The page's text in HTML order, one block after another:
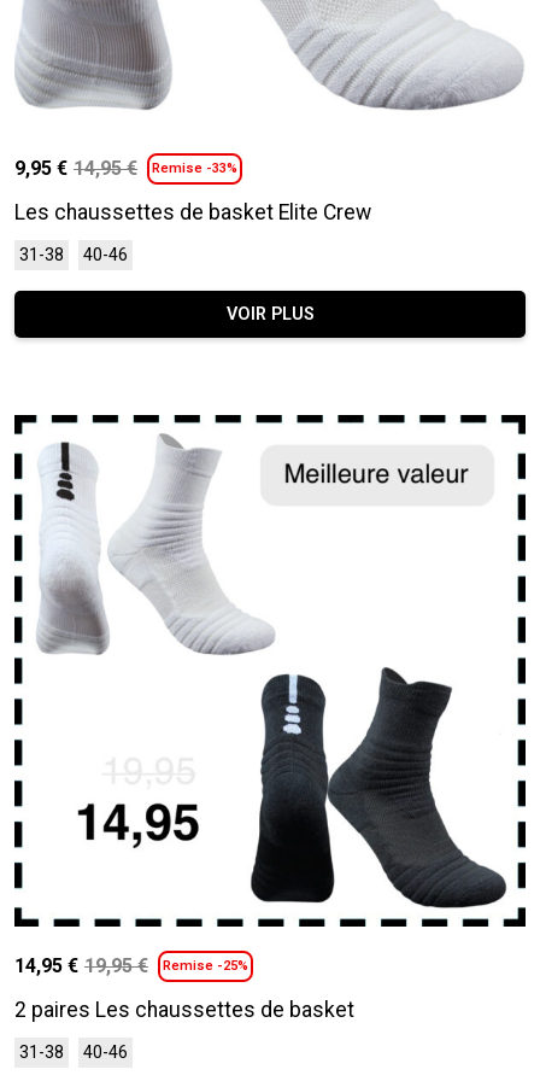
14,95€
Le
prix
était :
14,95 €.
9,95 €
Le
prix
est :
9,95 €.
Remise -33%
Les chaussettes de basket Elite Crew
Ce
plusieurs
options
peuvent
être
choisies
sur
la
page
du
produit
31-38 40-46
VOIR PLUS
19,95€
Le
prix
était :
14,95 €
Le
prix
est :
Remise -25%
2 paires Les chaussettes de basket
Ce
31-38 40-46